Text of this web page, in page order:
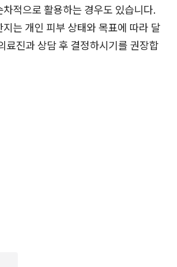
적으로 활용하는 경우도 있습니다.
는 개인 피부 상태와 목표에 따라 달
료진과 상담 후 결정하시기를 권장합